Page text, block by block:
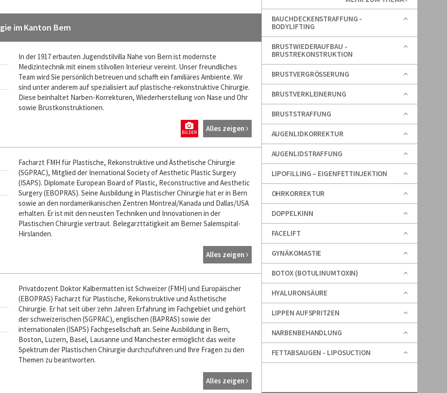
im Kanton Bern
In der 1917 erbauten Jugendstilvilla Nahe von Bern ist modernste
Medizintechnik mit einem stilvollen Interieur vereint. Unser freundliches
Team wird Sie persönlich betreuen und schafft ein familiäres Ambiente. Wir
sind unter anderem auf spezialisiert auf plastische-rekonstruktive Chirurgie.
Diese beinhaltet Narben-Korrekturen, Wiederherstellung von Nase und Ohr
sowie Brustkonstruktionen.
Alles zeigen
BILDER
Facharzt FMH für Plastische, Rekonstruktive und Ästhetische Chirurgie
(SGPRAC), Mitglied der Inernational Society of Aesthetic Plastic Surgery
(ISAPS). Diplomate European Board of Plastic, Reconstructive and Aesthetic
Surgery (EBOPRAS). Seine Ausbildung in Plastischer Chirurgie hat er in Bern
sowie an den nordamerikanischen Zentren Montreal/Kanada und Dallas/USA
erhalten. Er ist mit den neusten Techniken und Innovationen in der
Plastischen Chirurgie vertraut. Belegarzttätigkeit am Berner Salemspital-
Hirslanden.
Alles zeigen
Privatdozent Doktor Kalbermatten ist Schweizer (FMH) und Europäischer
(EBOPRAS) Facharzt für Plastische, Rekonstruktive und Ästhetische
Chirurgie. Er hat seit über zehn Jahren Erfahrung im Fachgebiet und gehört
der schweizerischen (SGPRAC), englischen (BAPRAS) sowie der
internationalen (ISAPS) Fachgesellschaft an. Seine Ausbildung in Bern,
Boston, Luzern, Basel, Lausanne und Manchester ermöglicht das weite
Spektrum der Plastischen Chirurgie durchzuführen und Ihre Fragen zu den
Themen zu beantworten.
Alles zeigen
BAUCHDECKENSTRAFFUNG -
BODYLIFTING
BRUSTWIEDERAUFBAU -
BRUSTREKONSTRUKTION
BRUSTVERGRÖSSERUNG
BRUSTVERKLEINERUNG
BRUSTSTRAFFUNG
AUGENLIDKORREKTUR
AUGENLIDSTRAFFUNG
LIPOFILLING – EIGENFETTINJEKTION
OHRKORREKTUR
DOPPELKINN
FACELIFT
GYNÄKOMASTIE
BOTOX (BOTULINUMTOXIN)
HYALURONSÄURE
LIPPEN AUFSPRITZEN
NARBENBEHANDLUNG
FETTABSAUGEN - LIPOSUCTION